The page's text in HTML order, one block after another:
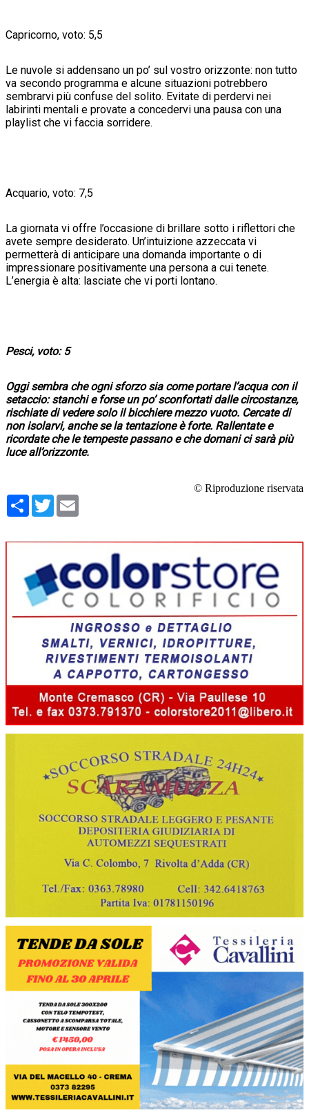
Capricorno, voto: 5,5
Le nuvole si addensano un po’ sul vostro orizzonte: non tutto
va secondo programma e alcune situazioni potrebbero
sembrarvi più confuse del solito. Evitate di perdervi nei
labirinti mentali e provate a concedervi una pausa con una
playlist che vi faccia sorridere.
Acquario, voto: 7,5
La giornata vi offre l’occasione di brillare sotto i riflettori che
avete sempre desiderato. Un’intuizione azzeccata vi
permetterà di anticipare una domanda importante o di
impressionare positivamente una persona a cui tenete.
L’energia è alta: lasciate che vi porti lontano.
Pesci, voto: 5
Oggi sembra che ogni sforzo sia come portare l’acqua con il
setaccio: stanchi e forse un po’ sconfortati dalle circostanze,
rischiate di vedere solo il bicchiere mezzo vuoto. Cercate di
non isolarvi, anche se la tentazione è forte. Rallentate e
ricordate che le tempeste passano e che domani ci sarà più
luce all’orizzonte.
© Riproduzione riservata
Condividi
Twitter